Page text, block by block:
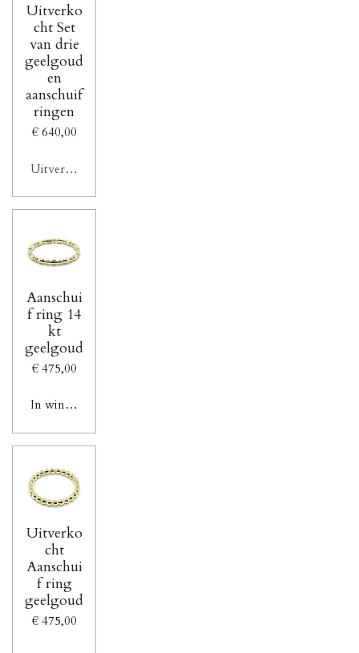
Uitverko
cht Set
van drie
geelgoud
en
aanschuif
ringen
€ 640,00
Uitverkocht
Aanschui
f ring 14
kt
geelgoud
€ 475,00
In winkelwagen
Uitverko
cht
Aanschui
f ring
geelgoud
€ 475,00